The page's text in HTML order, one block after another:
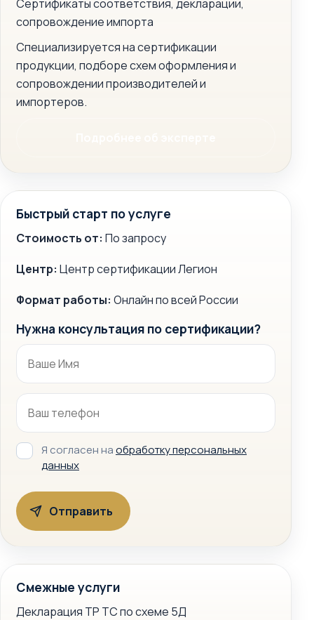
Сертификаты соответствия, декларации,
сопровождение импорта
Специализируется на сертификации
продукции, подборе схем оформления и
сопровождении производителей и
импортеров.
Быстрый старт по услуге
Стоимость от: По запросу
Центр: Центр сертификации Легион
Формат работы: Онлайн по всей России
Нужна консультация по сертификации?
Я согласен наобработку персональных
данных
Смежные услуги
Декларация ТР ТС по схеме 5Д